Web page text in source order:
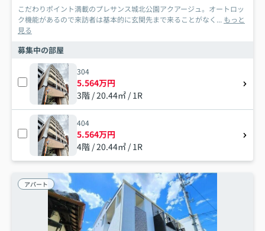
こだわりポイント満載のプレサンス城北公園アクアージュ。オートロッ
ク機能があるので来訪者は基本的に玄関先まで来ることがなく... もっと
見る
募集中の部屋
304
5.564万円
3階 / 20.44㎡ / 1R
404
5.564万円
4階 / 20.44㎡ / 1R
アパート